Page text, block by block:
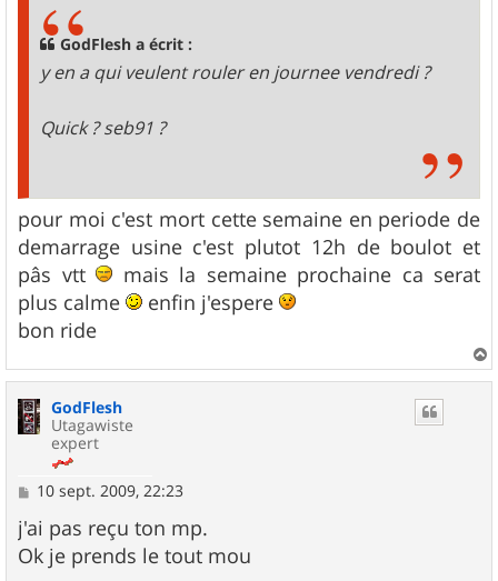
GodFlesh a écrit :
y en a qui veulent rouler en journee vendredi ?
Quick ? seb91 ?
pour moi c'est mort cette semaine en periode de
demarrage usine c'est plutot 12h de boulot et
pâs vtt
mais la semaine prochaine ca serat
plus calme
enfin j'espere
bon ride
a
GodFlesh
Utagawiste
expert
M
s
s
a
10 sept. 2009, 22:23
j'ai pas reçu ton mp.
Ok je prends le tout mou